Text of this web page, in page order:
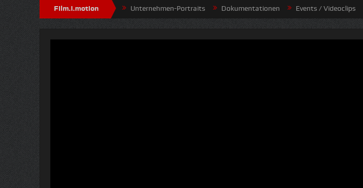
Film.i.motion
Infos
Filme Produkt-Werbung Unternehmen-Portraits Dokumentationen Events / Videoclips